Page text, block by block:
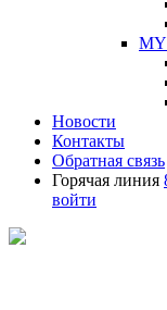
MY
Новости
Контакты
Обратная связь
Горячая линия
войти